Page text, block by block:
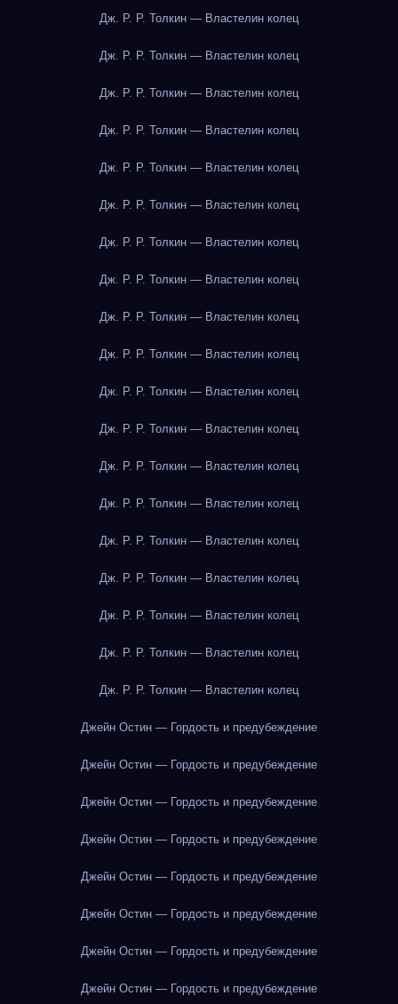
Дж. Р. Р. Толкин — Властелин колец
Дж. Р. Р. Толкин — Властелин колец
Дж. Р. Р. Толкин — Властелин колец
Дж. Р. Р. Толкин — Властелин колец
Дж. Р. Р. Толкин — Властелин колец
Дж. Р. Р. Толкин — Властелин колец
Дж. Р. Р. Толкин — Властелин колец
Дж. Р. Р. Толкин — Властелин колец
Дж. Р. Р. Толкин — Властелин колец
Дж. Р. Р. Толкин — Властелин колец
Дж. Р. Р. Толкин — Властелин колец
Дж. Р. Р. Толкин — Властелин колец
Дж. Р. Р. Толкин — Властелин колец
Дж. Р. Р. Толкин — Властелин колец
Дж. Р. Р. Толкин — Властелин колец
Дж. Р. Р. Толкин — Властелин колец
Дж. Р. Р. Толкин — Властелин колец
Дж. Р. Р. Толкин — Властелин колец
Дж. Р. Р. Толкин — Властелин колец
Джейн Остин — Гордость и предубеждение
Джейн Остин — Гордость и предубеждение
Джейн Остин — Гордость и предубеждение
Джейн Остин — Гордость и предубеждение
Джейн Остин — Гордость и предубеждение
Джейн Остин — Гордость и предубеждение
Джейн Остин — Гордость и предубеждение
Джейн Остин — Гордость и предубеждение